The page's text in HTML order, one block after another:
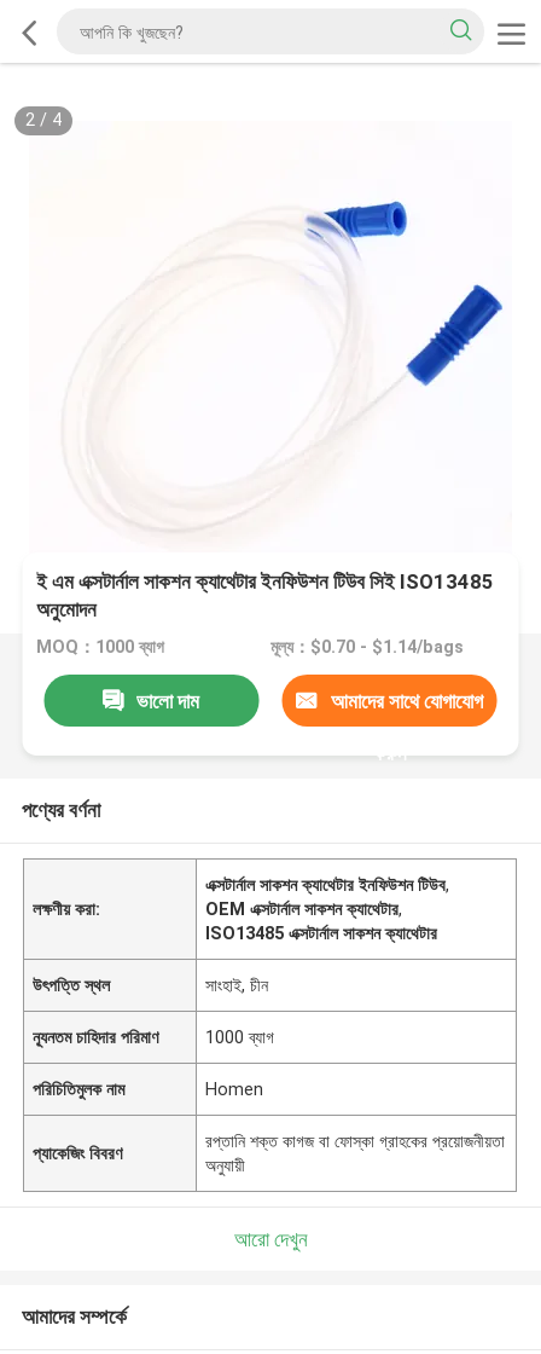
2/ 4
ই এম এক্সটার্নাল সাকশন ক্যাথেটার ইনফিউশন টিউব সিই ISO13485
অনুমোদন
MOQ：1000 ব্যাগ মূল্য：$0.70 - $1.14/bags
ভালো দাম আমাদের সাথে যোগাযোগ
করুন
পণ্যের বর্ণনা
লক্ষণীয় করা:
এক্সটার্নাল সাকশন ক্যাথেটার ইনফিউশন টিউব,
OEM এক্সটার্নাল সাকশন ক্যাথেটার,
ISO13485 এক্সটার্নাল সাকশন ক্যাথেটার
উৎপত্তি স্থল সাংহাই, চীন
ন্যূনতম চাহিদার পরিমাণ 1000 ব্যাগ
পরিচিতিমুলক নাম Homen
প্যাকেজিং বিবরণ
রপ্তানি শক্ত কাগজ বা ফোস্কা গ্রাহকের প্রয়োজনীয়তা
অনুযায়ী
আরো দেখুন
আমাদের সম্পর্কে